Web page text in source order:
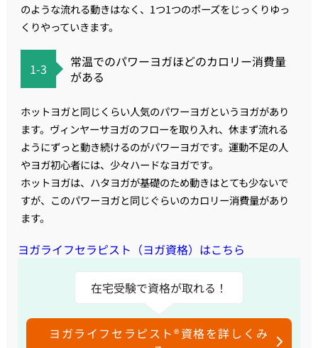
のような流れる動きはなく、1つ1つのポーズをじっくりゆっ
くりやっていきます。
1-3
常温でのパワーヨガほどのカロリー消費量
がある
ホットヨガと同じくらい人気のパワーヨガというヨガがあり
ます。ヴィンヤーサヨガのフローを取り入れ、休まず流れる
ようにずっと動き続けるのがパワーヨガです。運動不足の人
やヨガ初心者には、少々ハードなヨガです。
ホットヨガは、ハタヨガが基礎のため動きはとても少ないで
すが、このパワーヨガと同じぐらいのカロリー消費量があり
ます。
ヨガライフセラピスト（ヨガ資格）はこちら
在宅受験で資格が取れる！
ヨガライフセラピスト®資格を詳しくみ